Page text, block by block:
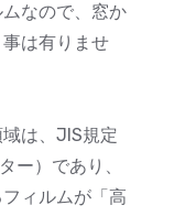
なので、窓か
は有りませ
は、JIS規定
ー）であり、
ィルムが「高